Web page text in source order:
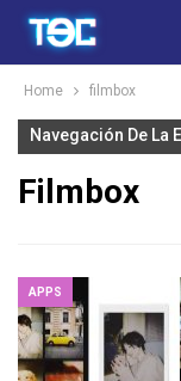
Home filmbox
Navegación De La
Filmbox
APPS